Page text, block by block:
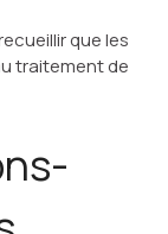
que les
traitement de